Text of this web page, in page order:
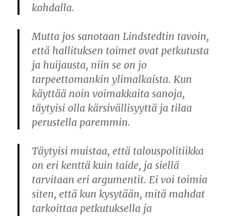
kohdalla.
Mutta jos sanotaan Lindstedtin tavoin,
että hallituksen toimet ovat petkutusta
ja huijausta, niin se on jo
tarpeettomankin ylimalkaista. Kun
käyttää noin voimakkaita sanoja,
täytyisi olla kärsivällisyyttä ja tilaa
perustella paremmin.
Täytyisi muistaa, että talouspolitiikka
on eri kenttä kuin taide, ja siellä
tarvitaan eri argumentit. Ei voi toimia
siten, että kun kysytään, mitä mahdat
tarkoittaa petkutuksella ja